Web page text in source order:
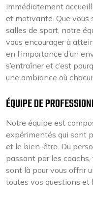
immédiatement
et motivante. Que vous
salles de sport, notre
vous encourager à
en l’importance d’un
s’entraîner et c’est
une ambiance où
ÉQUIPE DE
Notre équipe est
expérimentés qui sont
et le bien-être. Du
passant par les
sont là pour vous offrir
toutes vos questions et